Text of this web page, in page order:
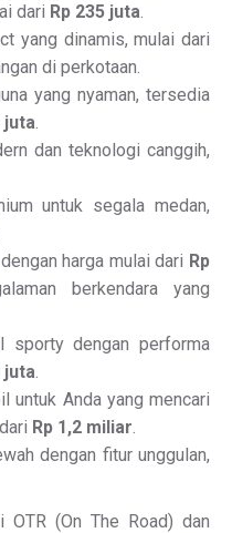
dari Rp 235 juta.
yang dinamis, mulai dari
di perkotaan.
yang nyaman, tersedia
juta.
dan teknologi canggih,
untuk segala medan,
harga mulai dari Rp
berkendara yang
dengan performa
juta.
untuk Anda yang mencari
Rp 1,2 miliar.
dengan fitur unggulan,
(On The Road) dan